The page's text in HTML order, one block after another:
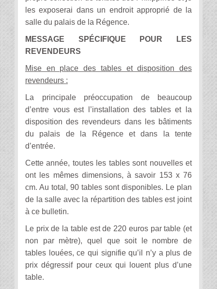
les exposerai dans un endroit approprié de la
salle du palais de la Régence.
MESSAGE SPÉCIFIQUE POUR LES
REVENDEURS
Mise en place des tables et disposition des
revendeurs :
La principale préoccupation de beaucoup
d’entre vous est l’installation des tables et la
disposition des revendeurs dans les bâtiments
du palais de la Régence et dans la tente
d’entrée.
Cette année, toutes les tables sont nouvelles et
ont les mêmes dimensions, à savoir 153 x 76
cm. Au total, 90 tables sont disponibles. Le plan
de la salle avec la répartition des tables est joint
à ce bulletin.
Le prix de la table est de 220 euros par table (et
non par mètre), quel que soit le nombre de
tables louées, ce qui signifie qu’il n’y a plus de
prix dégressif pour ceux qui louent plus d’une
table.